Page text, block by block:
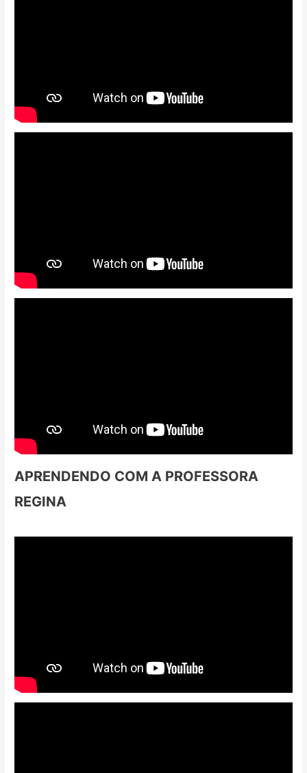
APRENDENDO COM A PROFESSORA
REGINA